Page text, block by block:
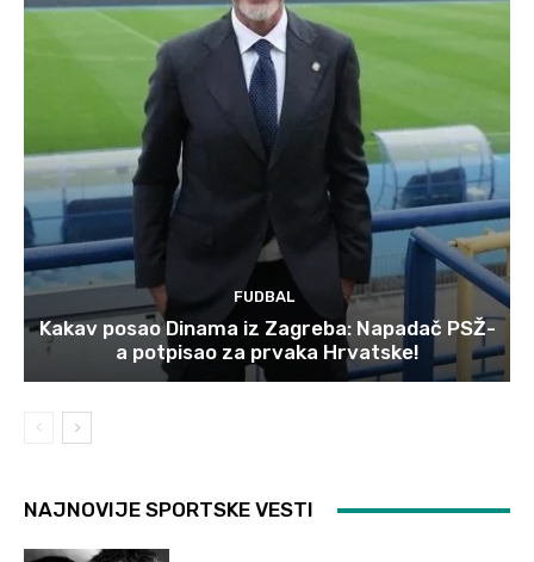
FUDBAL
Kakav posao Dinama iz Zagreba: Napadač PSŽ-
a potpisao za prvaka Hrvatske!
NAJNOVIJE SPORTSKE VESTI